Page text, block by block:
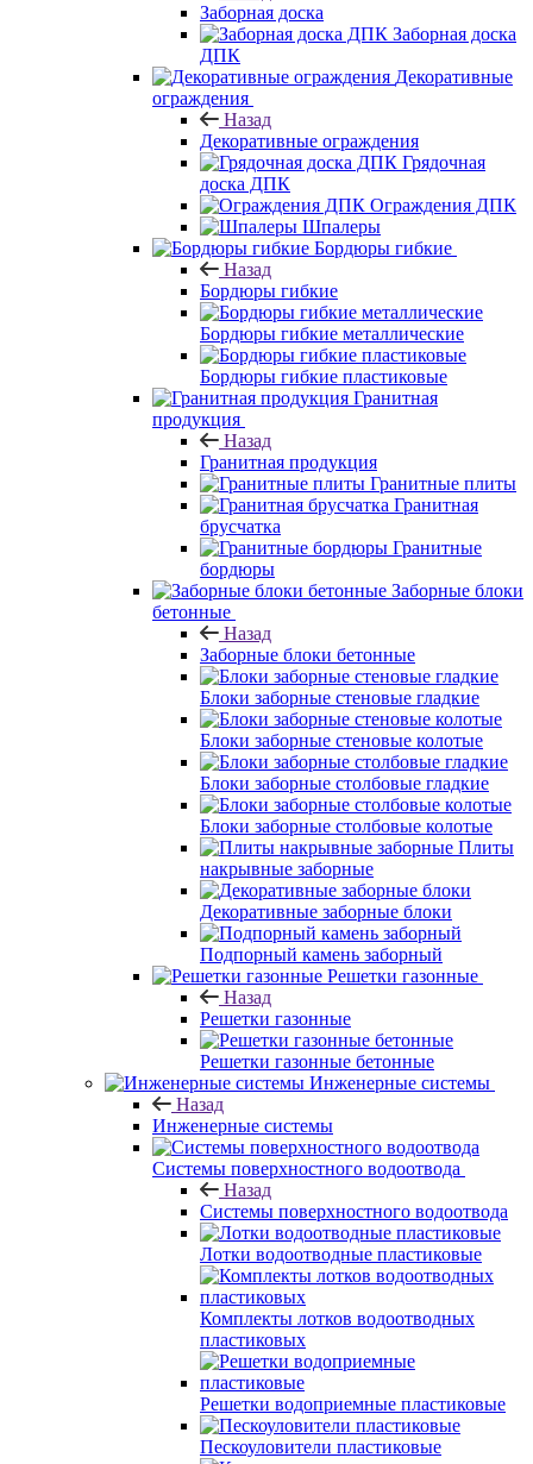
Заборная доска
Заборная доска
ДПК
Декоративные
ограждения
Назад
Декоративные ограждения
Грядочная
доска ДПК
Ограждения ДПК
Шпалеры
Бордюры гибкие
Назад
Бордюры гибкие
Бордюры гибкие металлические
Бордюры гибкие пластиковые
Гранитная
продукция
Назад
Гранитная продукция
Гранитные плиты
Гранитная
брусчатка
Гранитные
бордюры
Заборные блоки
бетонные
Назад
Заборные блоки бетонные
Блоки заборные стеновые гладкие
Блоки заборные стеновые колотые
Блоки заборные столбовые гладкие
Блоки заборные столбовые колотые
Плиты
накрывные заборные
Декоративные заборные блоки
Подпорный камень заборный
Решетки газонные
Назад
Решетки газонные
Решетки газонные бетонные
Инженерные системы
Назад
Инженерные системы
Системы поверхностного водоотвода
Назад
Системы поверхностного водоотвода
Лотки водоотводные пластиковые
Комплекты лотков водоотводных
пластиковых
Решетки водоприемные пластиковые
Пескоуловители пластиковые